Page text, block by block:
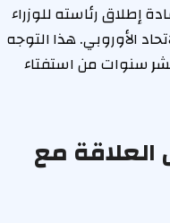
إطلاق رئاسته للوزراء
الأوروبي. هذا التوجه
عشر سنوات من استفتاء
العلاقة مع